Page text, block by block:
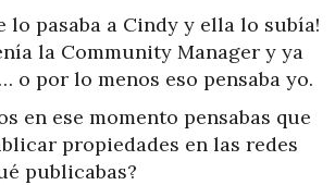
lo pasaba a Cindy y ella lo subía!
la Community Manager y ya
o por lo menos eso pensaba yo.
en ese momento pensabas que
propiedades en las redes
publicabas?